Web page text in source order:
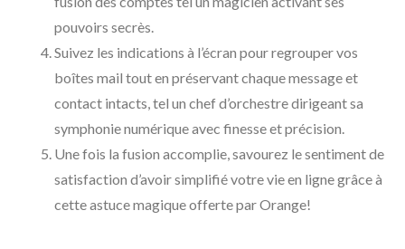
pouvoirs secrès.
Suivez les indications à l’écran pour regrouper vos
boîtes mail tout en préservant chaque message et
contact intacts, tel un chef d’orchestre dirigeant sa
symphonie numérique avec finesse et précision.
Une fois la fusion accomplie, savourez le sentiment de
satisfaction d’avoir simplifié votre vie en ligne grâce à
cette astuce magique offerte par Orange!